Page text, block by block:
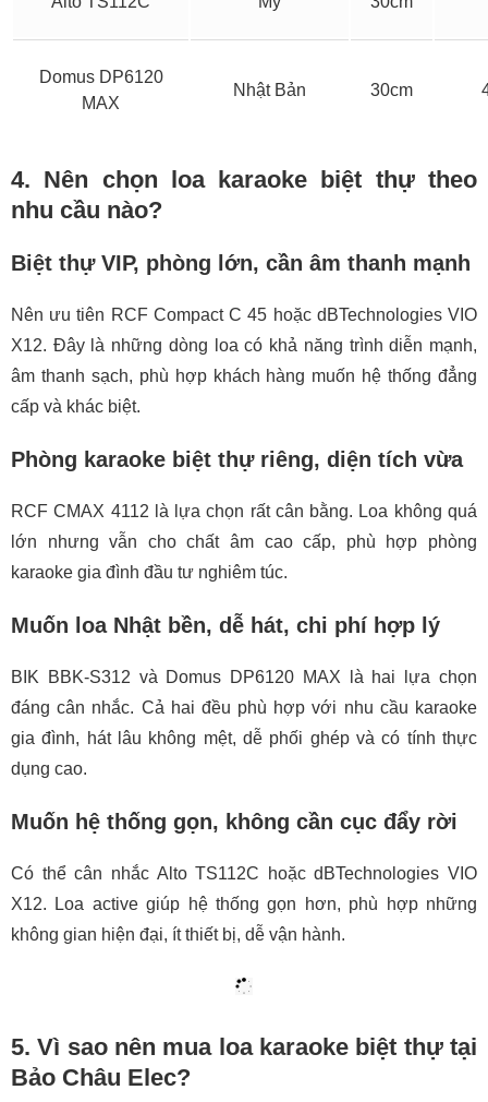
Domus DP6120
MAX
Nhật Bản 30cm
4. Nên chọn loa karaoke biệt thự theo
nhu cầu nào?
Biệt thự VIP, phòng lớn, cần âm thanh mạnh
Nên ưu tiên RCF Compact C 45 hoặc dBTechnologies VIO
X12. Đây là những dòng loa có khả năng trình diễn mạnh,
âm thanh sạch, phù hợp khách hàng muốn hệ thống đẳng
cấp và khác biệt.
Phòng karaoke biệt thự riêng, diện tích vừa
RCF CMAX 4112 là lựa chọn rất cân bằng. Loa không quá
lớn nhưng vẫn cho chất âm cao cấp, phù hợp phòng
karaoke gia đình đầu tư nghiêm túc.
Muốn loa Nhật bền, dễ hát, chi phí hợp lý
BIK BBK-S312 và Domus DP6120 MAX là hai lựa chọn
đáng cân nhắc. Cả hai đều phù hợp với nhu cầu karaoke
gia đình, hát lâu không mệt, dễ phối ghép và có tính thực
dụng cao.
Muốn hệ thống gọn, không cần cục đẩy rời
Có thể cân nhắc Alto TS112C hoặc dBTechnologies VIO
X12. Loa active giúp hệ thống gọn hơn, phù hợp những
không gian hiện đại, ít thiết bị, dễ vận hành.
5. Vì sao nên mua loa karaoke biệt thự tại
Bảo Châu Elec?